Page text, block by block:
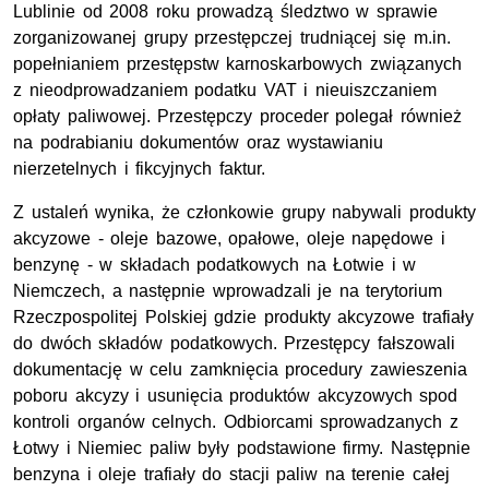
Lublinie od 2008 roku prowadzą śledztwo w sprawie
zorganizowanej grupy przestępczej trudniącej się m.in.
popełnianiem przestępstw karnoskarbowych związanych
z nieodprowadzaniem podatku VAT i nieuiszczaniem
opłaty paliwowej. Przestępczy proceder polegał również
na podrabianiu dokumentów oraz wystawianiu
nierzetelnych i fikcyjnych faktur.
Z ustaleń wynika, że członkowie grupy nabywali produkty
akcyzowe - oleje bazowe, opałowe, oleje napędowe i
benzynę - w składach podatkowych na Łotwie i w
Niemczech, a następnie wprowadzali je na terytorium
Rzeczpospolitej Polskiej gdzie produkty akcyzowe trafiały
do dwóch składów podatkowych. Przestępcy fałszowali
dokumentację w celu zamknięcia procedury zawieszenia
poboru akcyzy i usunięcia produktów akcyzowych spod
kontroli organów celnych. Odbiorcami sprowadzanych z
Łotwy i Niemiec paliw były podstawione firmy. Następnie
benzyna i oleje trafiały do stacji paliw na terenie całej